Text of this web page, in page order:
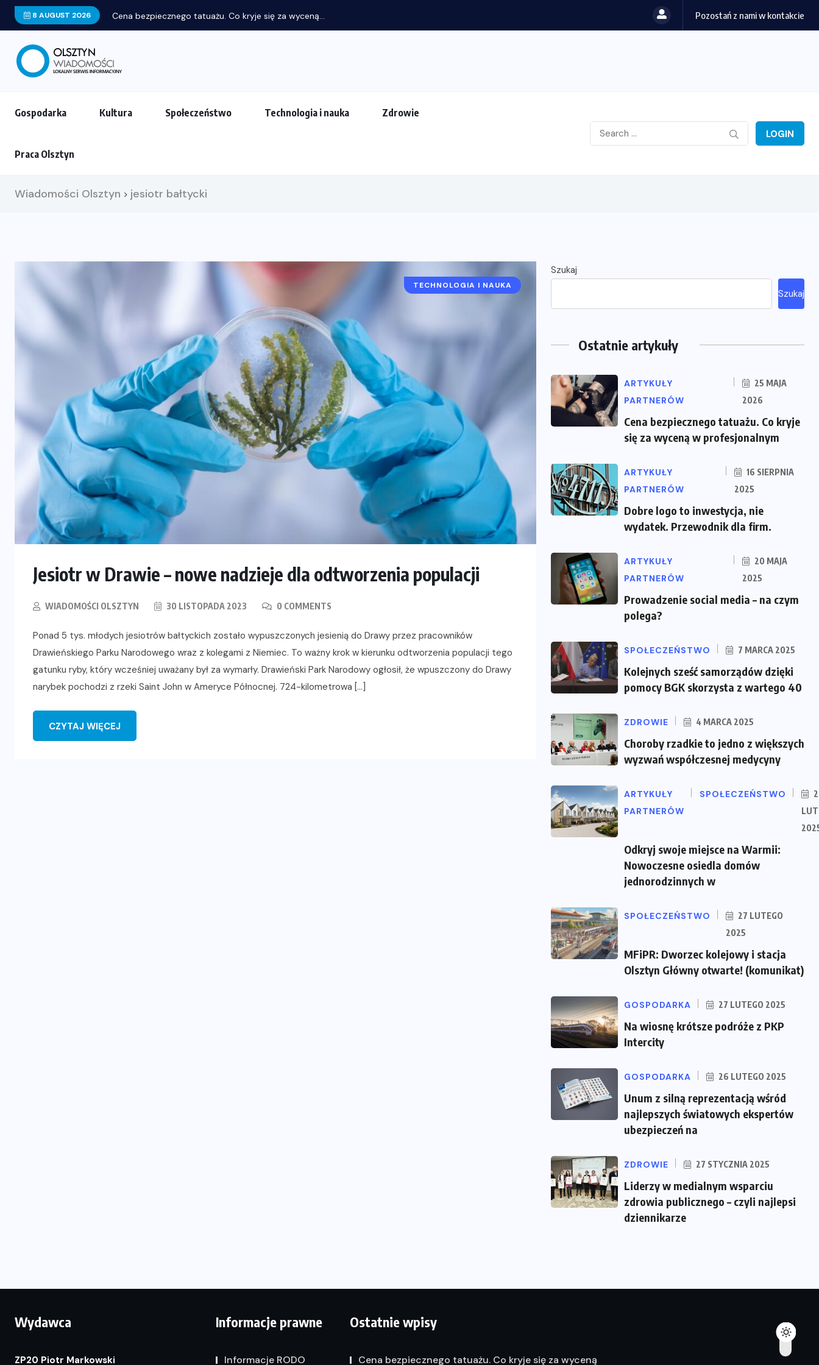
8 AUGUST 2026 Cena bezpiecznego tatuażu. Co kryje się za wyceną... Pozostań z nami w kontakcie
Gospodarka Kultura Społeczeństwo Technologia i nauka Zdrowie
Praca Olsztyn
LOGIN
Wiadomości Olsztyn > jesiotr bałtycki
TECHNOLOGIA I NAUKA
Jesiotr w Drawie – nowe nadzieje dla odtworzenia populacji
WIADOMOŚCI OLSZTYN 30 LISTOPADA 2023 0 COMMENTS
Ponad 5 tys. młodych jesiotrów bałtyckich zostało wypuszczonych jesienią do Drawy przez pracowników
Drawieńskiego Parku Narodowego wraz z kolegami z Niemiec. To ważny krok w kierunku odtworzenia populacji tego
gatunku ryby, który wcześniej uważany był za wymarły. Drawieński Park Narodowy ogłosił, że wpuszczony do Drawy
narybek pochodzi z rzeki Saint John w Ameryce Północnej. 724-kilometrowa […]
CZYTAJ WIĘCEJ
Szukaj
Szukaj
Ostatnie artykuły
ARTYKUŁY
PARTNERÓW
25 MAJA
2026
Cena bezpiecznego tatuażu. Co kryje
się za wyceną w profesjonalnym
ARTYKUŁY
PARTNERÓW
16 SIERPNIA
2025
Dobre logo to inwestycja, nie
wydatek. Przewodnik dla firm.
ARTYKUŁY
PARTNERÓW
20 MAJA
2025
Prowadzenie social media – na czym
polega?
SPOŁECZEŃSTWO 7 MARCA 2025
Kolejnych sześć samorządów dzięki
pomocy BGK skorzysta z wartego 40
ZDROWIE 4 MARCA 2025
Choroby rzadkie to jedno z większych
wyzwań współczesnej medycyny
ARTYKUŁY
PARTNERÓW
SPOŁECZEŃSTWO
Odkryj swoje miejsce na Warmii:
Nowoczesne osiedla domów
jednorodzinnych w
SPOŁECZEŃSTWO
27 LUTEGO
2025
MFiPR: Dworzec kolejowy i stacja
Olsztyn Główny otwarte! (komunikat)
GOSPODARKA 27 LUTEGO 2025
Na wiosnę krótsze podróże z PKP
Intercity
GOSPODARKA 26 LUTEGO 2025
Unum z silną reprezentacją wśród
najlepszych światowych ekspertów
ubezpieczeń na
ZDROWIE 27 STYCZNIA 2025
Liderzy w medialnym wsparciu
zdrowia publicznego – czyli najlepsi
dziennikarze
Wydawca
ZP20 Piotr Markowski
Informacje prawne
Informacje RODO
Ostatnie wpisy
Cena bezpiecznego tatuażu. Co kryje się za wyceną